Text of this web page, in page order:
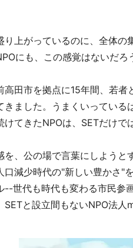
り上がっているのに、全体
にも、この感覚はないだろ
高田市を拠点に15年間、若
きました。うまくいっている
けてきたNPOは、SETだけで
を、公の場で言葉にしようと
口減少時代の"新しい豊かさ"
--世代も時代も変わる市民参
SETと設立間もないNPO法